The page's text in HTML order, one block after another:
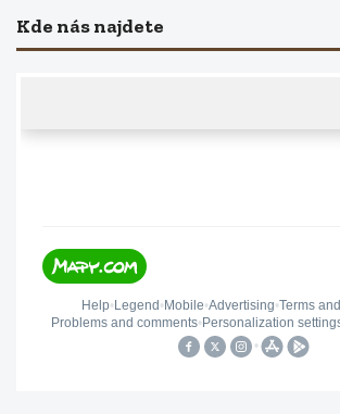
Kde nás najdete